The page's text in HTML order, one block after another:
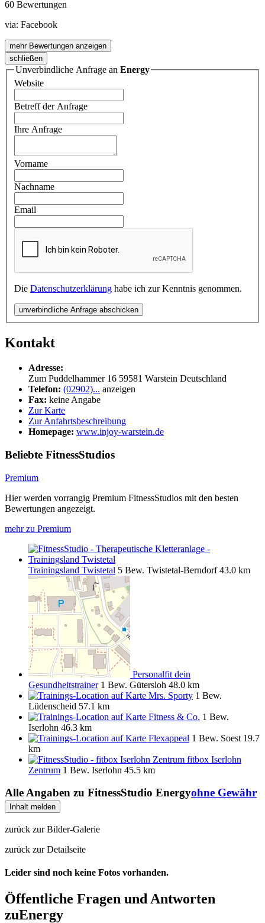
60 Bewertungen
via: Facebook
mehr Bewertungen anzeigen
schließen
Unverbindliche Anfrage an Energy
Website
Betreff der Anfrage
Ihre Anfrage
Vorname
Nachname
Email
Die Datenschutzerklärung habe ich zur Kenntnis genommen.
unverbindliche Anfrage abschicken
Kontakt
Adresse:
Zum Puddelhammer 16 59581 Warstein Deutschland
Telefon: (02902)... anzeigen
Fax: keine Angabe
Zur Karte
Zur Anfahrtsbeschreibung
Homepage: www.injoy-warstein.de
Beliebte FitnessStudios
Premium
Hier werden vorrangig Premium FitnessStudios mit den besten
Bewertungen angezeigt.
mehr zu Premium
Trainingsland Twistetal 5 Bew. Twistetal-Berndorf 43.0 km
Personalfit dein
Gesundheitstrainer 1 Bew. Gütersloh 48.0 km
Mrs. Sporty 1 Bew.
Lüdenscheid 57.1 km
Fitness & Co. 1 Bew.
Iserlohn 46.3 km
Flexappeal 1 Bew. Soest 19.7
km
fitbox Iserlohn
Zentrum 1 Bew. Iserlohn 45.5 km
Alle Angaben zu FitnessStudio Energyohne Gewähr
Inhalt melden
zurück zur Bilder-Galerie
zurück zur Detailseite
Leider sind noch keine Fotos vorhanden.
Öffentliche Fragen und Antworten
zuEnergy